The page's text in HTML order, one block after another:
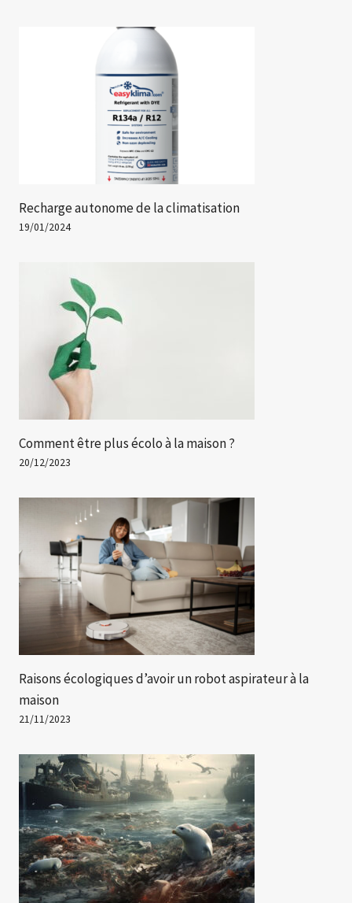
Recharge autonome de la climatisation
19/01/2024
Comment être plus écolo à la maison ?
20/12/2023
Raisons écologiques d’avoir un robot aspirateur à la
maison
21/11/2023